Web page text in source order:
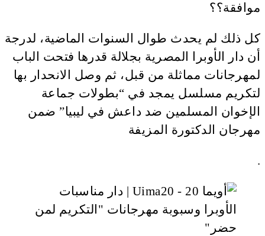
موافقة؟؟
كل ذلك لم يحدث طوال السنوات الماضية، لدرجة
أن دار الأوبرا المصرية بجلالة قدرها فتحت الباب
لمهرجانات مماثلة من قبل، ثم وصل الانحدار بها
لتكريم مسلسل يمجد في “بطولات جماعة
الإخوان المسلمين ضد داعش في ليبيا” ضمن
مهرجان الدكتورة المزيفة
.